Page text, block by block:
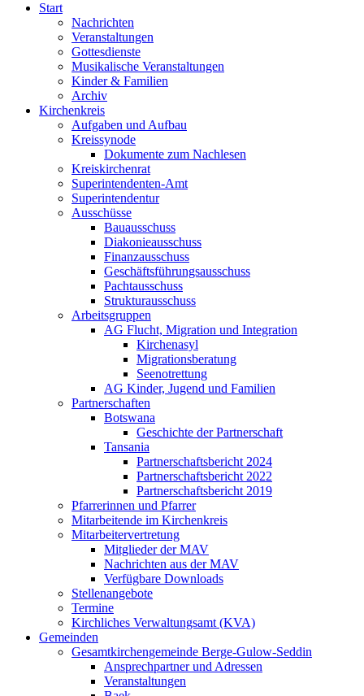
Start
Nachrichten
Veranstaltungen
Gottesdienste
Musikalische Veranstaltungen
Kinder & Familien
Archiv
Kirchenkreis
Aufgaben und Aufbau
Kreissynode
Dokumente zum Nachlesen
Kreiskirchenrat
Superintendenten-Amt
Superintendentur
Ausschüsse
Bauausschuss
Diakonieausschuss
Finanzausschuss
Geschäftsführungsausschuss
Pachtausschuss
Strukturausschuss
Arbeitsgruppen
AG Flucht, Migration und Integration
Kirchenasyl
Migrationsberatung
Seenotrettung
AG Kinder, Jugend und Familien
Partnerschaften
Botswana
Geschichte der Partnerschaft
Tansania
Partnerschaftsbericht 2024
Partnerschaftsbericht 2022
Partnerschaftsbericht 2019
Pfarrerinnen und Pfarrer
Mitarbeitende im Kirchenkreis
Mitarbeitervertretung
Mitglieder der MAV
Nachrichten aus der MAV
Verfügbare Downloads
Stellenangebote
Termine
Kirchliches Verwaltungsamt (KVA)
Gemeinden
Gesamtkirchengemeinde Berge-Gulow-Seddin
Ansprechpartner und Adressen
Veranstaltungen